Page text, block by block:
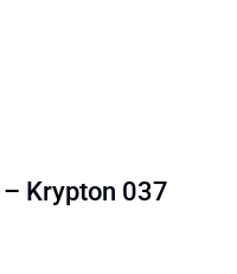
Krypton 037